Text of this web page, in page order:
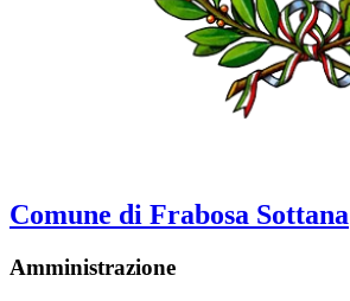
Comune di Frabosa Sottana
Amministrazione